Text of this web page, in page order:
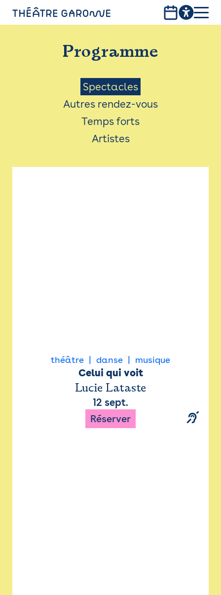
PROGRAMME
INFOS PRATIQUES
AVEC LES PUBLICS
ACCESSIBILITÉ
LES PRODUCTIONS
Programme
Menu
Saison
Spectacles
Autres rendez-vous
Temps forts
Artistes
théâtre danse musique
Celui qui voit
Lucie Lataste
12 sept.
Réserver